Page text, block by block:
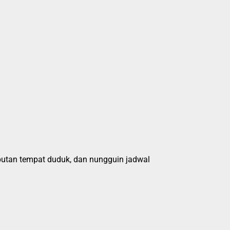
tempat duduk, dan nungguin jadwal